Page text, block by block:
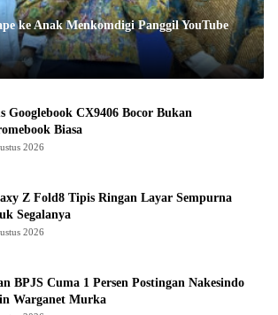
ke Anak Menkomdigi Panggil YouTube
Googlebook CX9406 Bocor Bukan
Biasa
2026
Z Fold8 Tipis Ringan Layar Sempurna
Segalanya
2026
BPJS Cuma 1 Persen Postingan Nakesindo
Warganet Murka